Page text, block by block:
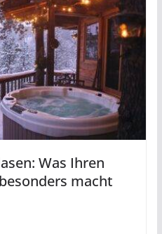
Was Ihren
macht